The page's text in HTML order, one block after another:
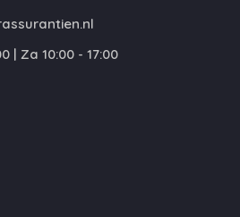
| Za 10:00 - 17:00